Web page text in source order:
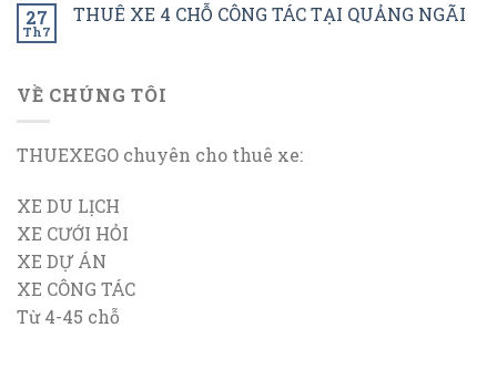
27
Th7
THUÊ XE 4 CHỖ CÔNG TÁC TẠI QUẢNG NGÃI
VỀ CHÚNG TÔI
THUEXEGO chuyên cho thuê xe:
XE DU LỊCH
XE CƯỚI HỎI
XE DỰ ÁN
XE CÔNG TÁC
Từ 4-45 chỗ